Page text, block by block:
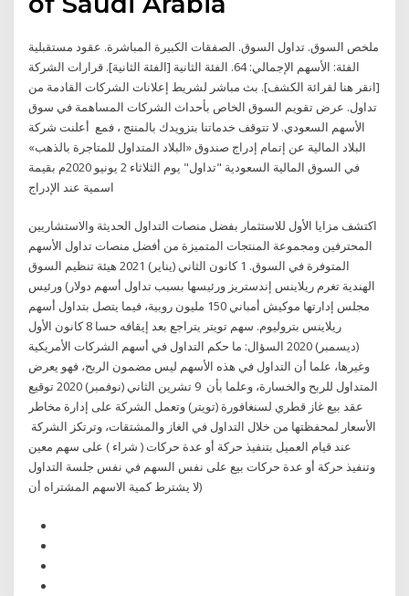
ملخص السوق. تداول السوق. الصفقات الكبيرة المباشرة. عقود مستقبلية
الفئة: الأسهم الإجمالي: 64. الفئة الثانية [الفئة الثانية]. قرارات الشركة
[انقر هنا لقرائة الكشف]. بث مباشر لشريط إعلانات الشركات القادمة من
تداول. عرض تقويم السوق الخاص بأحداث الشركات المساهمة في سوق
الأسهم السعودي. لا تتوقف خدماتنا بتزويدك بالمنتج ، فمع أعلنت شركة
البلاد المالية عن إتمام إدراج صندوق «البلاد المتداول للمتاجرة بالذهب»
في السوق المالية السعودية "تداول" يوم الثلاثاء 2 يونيو 2020م بقيمة
اكتشف مزايا الأول للاستثمار بفضل منصات التداول الحديثة والاستشاريين
المحترفين ومجموعة المنتجات المتميزة من أفضل منصات تداول الأسهم
المتوفرة في السوق. 1 كانون الثاني (يناير) 2021 هيئة تنظيم السوق
الهندية تغرم ريلاينس إندستريز ورئيسها بسبب تداول أسهم دولار) ورئيس
مجلس إدارتها موكيش أمباني 150 مليون روبية، فيما يتصل بتداول أسهم
ريلاينس بتروليوم. سهم تويتر يتراجع بعد إيقافه حسا 8 كانون الأول
(ديسمبر) 2020 السؤال: ما حكم التداول في أسهم الشركات الأمريكية
وغيرها، علما أن التداول في هذه الأسهم ليس مضمون الربح، فهو يعرض
المتداول للربح والخسارة، وعلما بأن 9 تشرين الثاني (نوفمبر) 2020 توقيع
عقد بيع غاز قطري لسنغافورة (تويتر) وتعمل الشركة على إدارة مخاطر
الأسعار لمحفظتها من خلال التداول في الغاز والمشتقات، وترتكز الشركة
عند قيام العميل بتنفيذ حركة أو عدة حركات ( شراء ) على سهم معين
وتنفيذ حركة أو عدة حركات بيع على نفس السهم في نفس جلسة التداول